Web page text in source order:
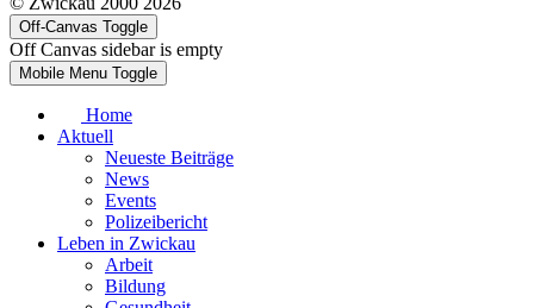
Off-Canvas Toggle
Off Canvas sidebar is empty
Mobile Menu Toggle
Home
Aktuell
Neueste Beiträge
News
Events
Polizeibericht
Leben in Zwickau
Arbeit
Bildung